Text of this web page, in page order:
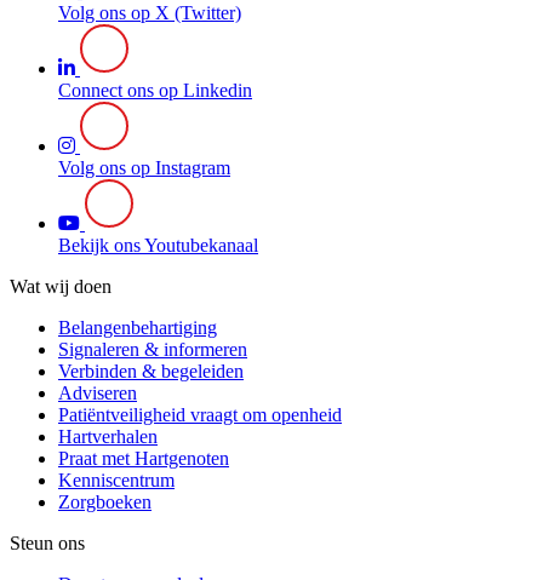
Volg ons op X (Twitter)
Connect ons op Linkedin
Volg ons op Instagram
Bekijk ons Youtubekanaal
Wat wij doen
Belangenbehartiging
Signaleren & informeren
Verbinden & begeleiden
Adviseren
Patiëntveiligheid vraagt om openheid
Hartverhalen
Praat met Hartgenoten
Kenniscentrum
Zorgboeken
Steun ons